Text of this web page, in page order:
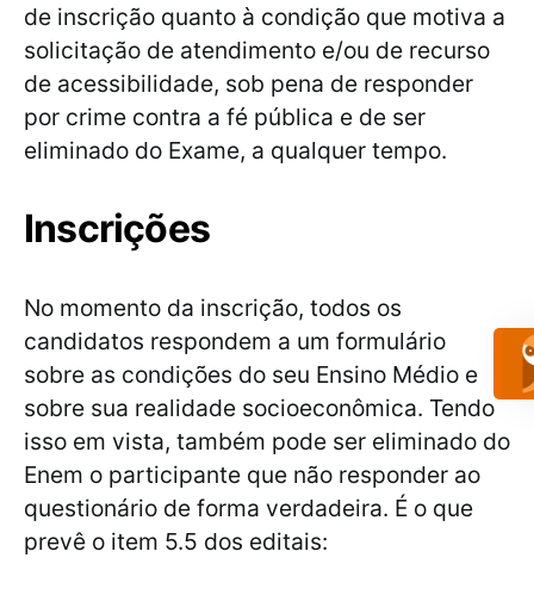
de inscrição quanto à condição que motiva a
solicitação de atendimento e/ou de recurso
de acessibilidade, sob pena de responder
por crime contra a fé pública e de ser
eliminado do Exame, a qualquer tempo.
Inscrições
No momento da inscrição, todos os
candidatos respondem a um formulário
sobre as condições do seu Ensino Médio e
sobre sua realidade socioeconômica. Tendo
isso em vista, também pode ser eliminado do
Enem o participante que não responder ao
questionário de forma verdadeira. É o que
prevê o item 5.5 dos editais: